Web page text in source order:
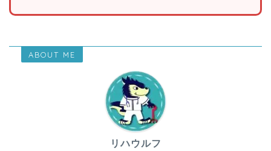
ABOUT ME
リハウルフ